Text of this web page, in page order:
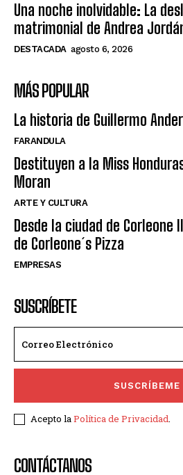
Una noche inolvidable: La
matrimonial de Andrea
DESTACADA agosto 6, 2026
MÁS POPULAR
La historia de Guillermo
FARANDULA
Destituyen a la Miss
Moran
ARTE Y CULTURA
Desde la ciudad de Corleone
de Corleone´s Pizza
EMPRESAS
SUSCRÍBETE
SUSCRÍBEME
Acepto laPolítica de Privacidad.
CONTÁCTANOS